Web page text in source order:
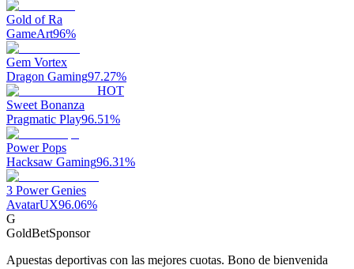
Gold of Ra
GameArt96%
Gem Vortex
Dragon Gaming97.27%
HOT
Sweet Bonanza
Pragmatic Play96.51%
Power Pops
Hacksaw Gaming96.31%
3 Power Genies
AvatarUX96.06%
G
GoldBetSponsor
Apuestas deportivas con las mejores cuotas. Bono de bienvenida